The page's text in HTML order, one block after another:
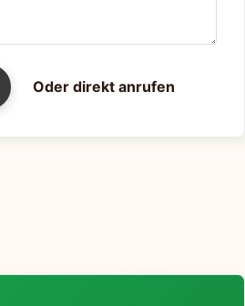
Oder direkt anrufen